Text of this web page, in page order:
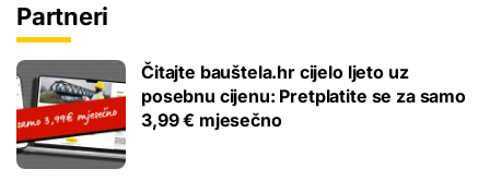
Partneri
Čitajte bauštela.hr cijelo ljeto uz
posebnu cijenu: Pretplatite se za samo
3,99 € mjesečno